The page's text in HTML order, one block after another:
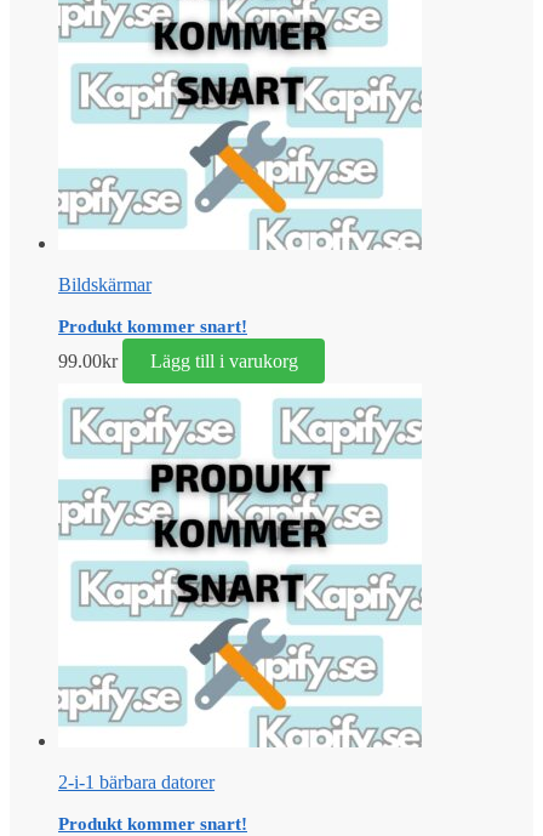
Bildskärmar
Produkt kommer snart!
99.00kr Lägg till i varukorg
2-i-1 bärbara datorer
Produkt kommer snart!